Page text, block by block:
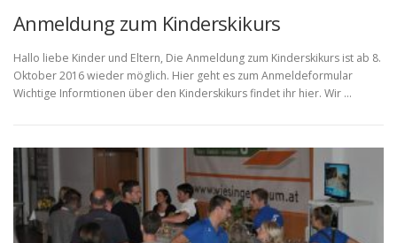
Anmeldung zum Kinderskikurs
Hallo liebe Kinder und Eltern, Die Anmeldung zum Kinderskikurs ist ab 8.
Oktober 2016 wieder möglich. Hier geht es zum Anmeldeformular
Wichtige Informtionen über den Kinderskikurs findet ihr hier. Wir …